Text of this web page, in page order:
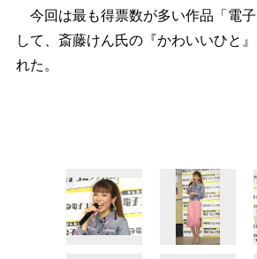
今回は最も得票数が多い作品「電
して、斎藤けん氏の『かわいいひと
れた。